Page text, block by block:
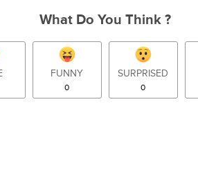
What Do You Think ?
FUNNY
0
SURPRISED
0